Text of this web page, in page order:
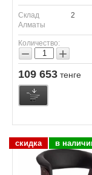
Склад
Алматы
2
Количество:
− +
109 653 тенге
скидка в